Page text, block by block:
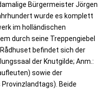
Bürgermeister Jörgen
wurde es komplett
im holländischen
durch seine Treppengiebel
befindet sich der
der Knutgilde; Anm.:
sowie der
Beide